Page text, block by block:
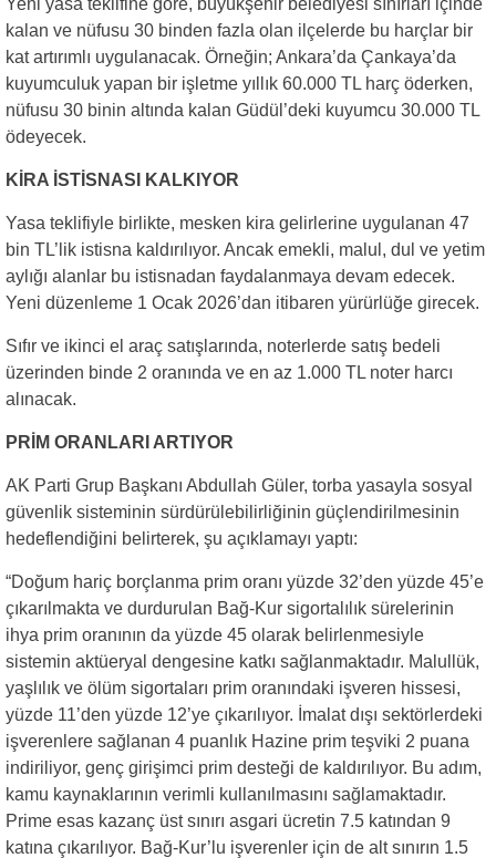
Yeni yasa teklifine göre, büyükşehir belediyesi sınırları içinde
kalan ve nüfusu 30 binden fazla olan ilçelerde bu harçlar bir
kat artırımlı uygulanacak. Örneğin; Ankara’da Çankaya’da
kuyumculuk yapan bir işletme yıllık 60.000 TL harç öderken,
nüfusu 30 binin altında kalan Güdül’deki kuyumcu 30.000 TL
ödeyecek.
KİRA İSTİSNASI KALKIYOR
Yasa teklifiyle birlikte, mesken kira gelirlerine uygulanan 47
bin TL’lik istisna kaldırılıyor. Ancak emekli, malul, dul ve yetim
aylığı alanlar bu istisnadan faydalanmaya devam edecek.
Yeni düzenleme 1 Ocak 2026’dan itibaren yürürlüğe girecek.
Sıfır ve ikinci el araç satışlarında, noterlerde satış bedeli
üzerinden binde 2 oranında ve en az 1.000 TL noter harcı
alınacak.
PRİM ORANLARI ARTIYOR
AK Parti Grup Başkanı Abdullah Güler, torba yasayla sosyal
güvenlik sisteminin sürdürülebilirliğinin güçlendirilmesinin
hedeflendiğini belirterek, şu açıklamayı yaptı:
“Doğum hariç borçlanma prim oranı yüzde 32’den yüzde 45’e
çıkarılmakta ve durdurulan Bağ-Kur sigortalılık sürelerinin
ihya prim oranının da yüzde 45 olarak belirlenmesiyle
sistemin aktüeryal dengesine katkı sağlanmaktadır. Malullük,
yaşlılık ve ölüm sigortaları prim oranındaki işveren hissesi,
yüzde 11’den yüzde 12’ye çıkarılıyor. İmalat dışı sektörlerdeki
işverenlere sağlanan 4 puanlık Hazine prim teşviki 2 puana
indiriliyor, genç girişimci prim desteği de kaldırılıyor. Bu adım,
kamu kaynaklarının verimli kullanılmasını sağlamaktadır.
Prime esas kazanç üst sınırı asgari ücretin 7.5 katından 9
katına çıkarılıyor. Bağ-Kur’lu işverenler için de alt sınırın 1.5